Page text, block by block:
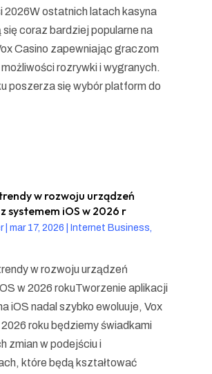
2026W ostatnich latach kasyna
się coraz bardziej popularne na
Casino zapewniając graczom
rozrywki i wygranych.
poszerza się wybór platform do
w rozwoju urządzeń
systemem iOS w 2026 r
| mar 17, 2026
Internet Business,
w rozwoju urządzeń
w 2026 rokuTworzenie aplikacji
iOS nadal szybko ewoluuje, Vox
roku będziemy świadkami
zmian w podejściu i
które będą kształtować